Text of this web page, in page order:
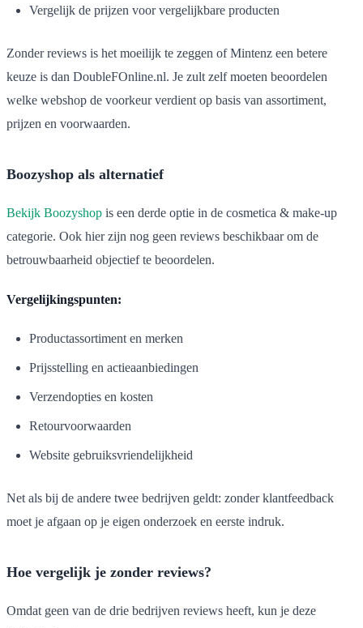
Vergelijk de prijzen voor vergelijkbare producten
Zonder reviews is het moeilijk te zeggen of Mintenz een betere
keuze is dan DoubleFOnline.nl. Je zult zelf moeten beoordelen
welke webshop de voorkeur verdient op basis van assortiment,
prijzen en voorwaarden.
Boozyshop als alternatief
Bekijk Boozyshop is een derde optie in de cosmetica & make-up
categorie. Ook hier zijn nog geen reviews beschikbaar om de
betrouwbaarheid objectief te beoordelen.
Vergelijkingspunten:
Productassortiment en merken
Prijsstelling en actieaanbiedingen
Verzendopties en kosten
Retourvoorwaarden
Website gebruiksvriendelijkheid
Net als bij de andere twee bedrijven geldt: zonder klantfeedback
moet je afgaan op je eigen onderzoek en eerste indruk.
Hoe vergelijk je zonder reviews?
Omdat geen van de drie bedrijven reviews heeft, kun je deze